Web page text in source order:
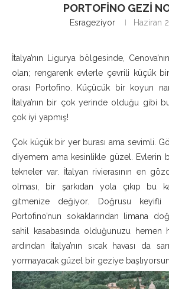
PORTOFINO GEZI
Esrageziyor Haziran
İtalya’nın Ligurya bölgesinde,
olan; rengarenk evlerle çevrili küçük
orası Portofino. Küçücük bir koyun
İtalya’nın bir çok yerinde olduğu gibi
çok iyi yapmış!
Çok küçük bir yer burası ama sevimli.
diyemem ama kesinlikle güzel. Evlerin
tekneler var. İtalyan rivierasının en
olması, bir şarkıdan yola çıkıp bu
gitmenize değiyor. Doğrusu keyifli
Portofino’nun sokaklarından limana
sahil kasabasında olduğunuzu hemen
ardından İtalya’nın sıcak havası da
yormayacak güzel bir geziye